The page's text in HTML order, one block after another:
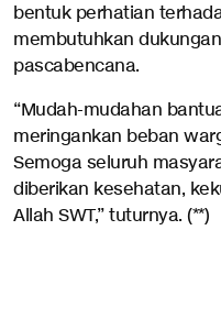
bentuk perhatian
membutuhkan
pascabencana.
“Mudah-mudahan
meringankan beban
Semoga seluruh
diberikan kesehatan,
Allah SWT,” tuturnya. (**)